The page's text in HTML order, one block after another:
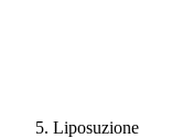
Liposuzione